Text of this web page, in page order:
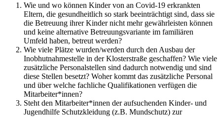
Wie und wo können Kinder von an Covid-19 erkrankten
Eltern, die gesundheitlich so stark beeinträchtigt sind, dass sie
die Betreuung ihrer Kinder nicht mehr gewährleisten können
und keine alternative Betreuungsvariante im familiären
Umfeld haben, betreut werden?
Wie viele Plätze wurden/werden durch den Ausbau der
Inobhutnahmestelle in der Klosterstraße geschaffen? Wie viele
zusätzliche Personalstellen sind dadurch notwendig und sind
diese Stellen besetzt? Woher kommt das zusätzliche Personal
und über welche fachliche Qualifikationen verfügen die
Mitarbeiter*innen?
Steht den Mitarbeiter*innen der aufsuchenden Kinder- und
Jugendhilfe Schutzkleidung (z.B. Mundschutz) zur